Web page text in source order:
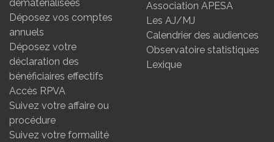
dématérialisées
Déposez vos comptes
annuels
Déposez votre
déclaration des
bénéficiaires effectifs
Accès RPVA
Suivez votre affaire ou
procédure
Suivez votre formalité
Association APESA
Les AJ/MJ
Calendrier des audiences
Observatoire statistiques
Lexique